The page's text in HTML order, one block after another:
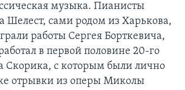
музыка. Пианисты
сами родом из Харькова,
работы Сергея Борткевича,
в первой половине 20-го
Скорика, с которым были лично
отрывки из оперы Миколы